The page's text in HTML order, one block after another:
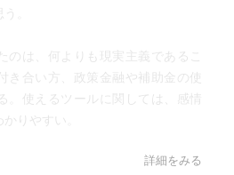
。
のは、何よりも現実主義であるこ
き合い方、政策金融や補助金の使
。使えるツールに関しては、感情
りやすい。
詳細をみる